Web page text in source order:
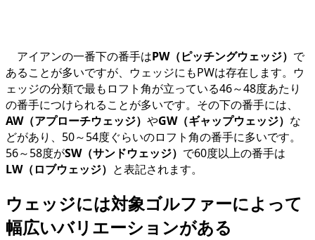
アイアンの一番下の番手はPW（ピッチングウェッジ） で
あることが多いですが、ウェッジにもPWは存在します。ウ
ェッジの分類で最もロフト角が立っている46～48度あたり
の番手につけられることが多いです。その下の番手には、
AW（アプローチウェッジ） やGW（ギャップウェッジ） な
どがあり、50～54度ぐらいのロフト角の番手に多いです。
56～58度がSW（サンドウェッジ） で60度以上の番手は
LW（ロブウェッジ） と表記されます。
ウェッジには対象ゴルファーによって
幅広いバリエーションがある